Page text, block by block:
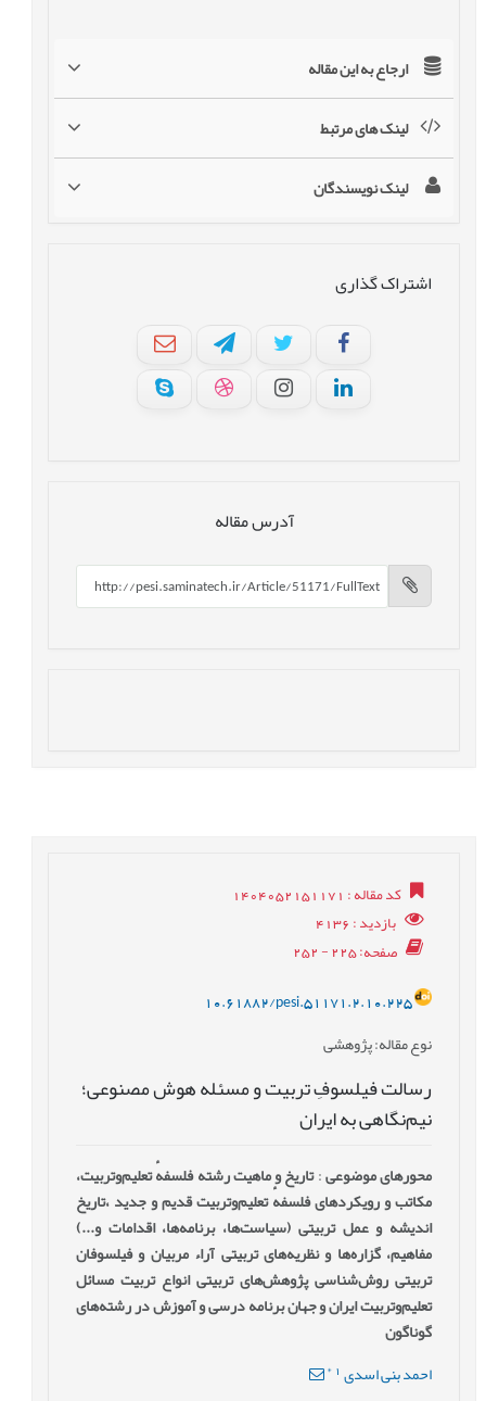
ارجاع به این مقاله
لینک های مرتبط
لینک نویسندگان
اشتراک گذاری
آدرس مقاله
کد مقاله: 1404052151171
بازدید: 4136
صفحه: 225 - 252
10.61882/pesi.51171.2.10.225
نوع مقاله: پژوهشی
رسالت فیلسوفِ تربیت و مسئله هوش مصنوعی؛
نیم‌نگاهی به ایران
محورهای موضوعی:تاریخ و ماهیت رشته فلسفهٔ ‌تعلیم‌وتربیت،
مکاتب و رویکردهای فلسفهٔ ‌تعلیم‌وتربیت قدیم و جدید ،تاریخ
اندیشه و عمل تربیتی (سیاست‌ها، برنامه‌ها، اقدامات و...)
مفاهیم، گزاره‌ها و نظریه‌های تربیتی آراء مربیان و فیلسوفان
تربیتی روش‌شناسی پژوهش‌های تربیتی انواع تربیت مسائل
تعلیم‌وتربیت ایران و جهان برنامه درسی و آموزش در رشته‌های
گوناگون
احمد بنی اسدی *